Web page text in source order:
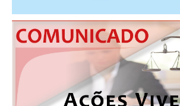
FOTOS
PUBLICAÇÕES
MANUAL DE REDAÇÃO